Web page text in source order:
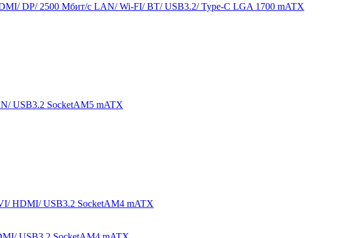
DP/ 2500 Мбит/с LAN/ Wi-FI/ BT/ USB3.2/ Type-C LGA 1700 mATX
USB3.2 SocketAM5 mATX
HDMI/ USB3.2 SocketAM4 mATX